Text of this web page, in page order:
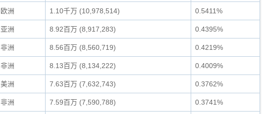
欧洲 1.10千万 (10,978,514) 0.5411%
亚洲 8.92百万 (8,917,283) 0.4395%
非洲 8.56百万 (8,560,719) 0.4219%
非洲 8.13百万 (8,134,222) 0.4009%
美洲 7.63百万 (7,632,743) 0.3762%
非洲 7.59百万 (7,590,788) 0.3741%